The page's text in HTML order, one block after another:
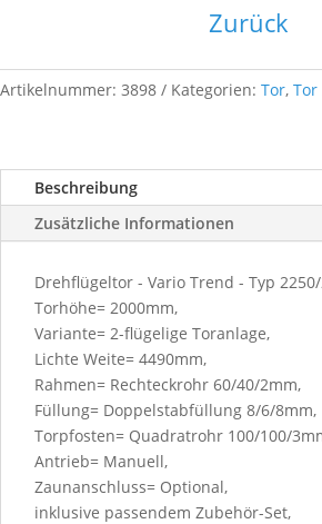
Menge
Zurück
Artikelnummer: 3898 Kategorien: Tor, Tor
Beschreibung
Zusätzliche Informationen
Drehflügeltor - Vario Trend - Typ
Torhöhe= 2000mm,
Variante= 2-flügelige Toranlage,
Lichte Weite= 4490mm,
Rahmen= Rechteckrohr 60/40/2mm,
Füllung= Doppelstabfüllung 8/6/8mm,
Torpfosten= Quadratrohr 100/100/
Antrieb= Manuell,
Zaunanschluss= Optional,
inklusive passendem Zubehör-Set,